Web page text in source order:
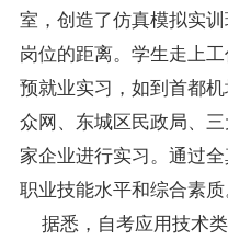
室，创造了仿真模拟实
岗位的距离。学生走上
预就业实习，如到首都
众网、东城区民政局、
家企业进行实习。通过
职业技能水平和综合素质
据悉，自考应用技术